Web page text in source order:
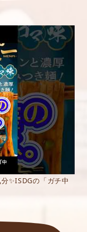
✨ISDGの「ガチ中